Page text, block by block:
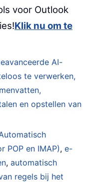
voor Outlook
Klik nu om te
AI-
te verwerken,
en opstellen van
POP en IMAP),e-
,automatisch
regels bij het